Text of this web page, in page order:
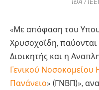
ÌÐÅ /
«Με απόφαση του
Χρυσοχοΐδη,
Διοικητής και η
Γενικού Νοσοκομείου
Πανάνειο» (ΓΝΒΠ)»,